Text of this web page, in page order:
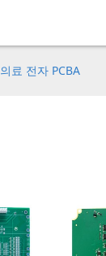
의료 전자 PCBA